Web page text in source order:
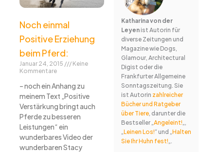
Noch einmal
Positive Erziehung
beim Pferd:
Januar 24, 2015
Keine
Kommentare
– noch ein Anhang zu
meinem Text „Positive
Verstärkung bringt auch
Pferde zu besseren
Leistungen“ ein
wunderbares Video der
wunderbaren Stacy
Katharina von der
Leyenist Autorin für
diverse Zeitungen und
Magazine wie Dogs,
Glamour, Architectural
Digist oder die
Frankfurter Allgemeine
Sonntagszeitung. Sie
ist Autorin zahlreicher
Bücher und Ratgeber
über Tiere, darunter die
Bestseller „Angeleint!„,
„Leinen Los!“ und „Halten
Sie Ihr Huhn fest!„.